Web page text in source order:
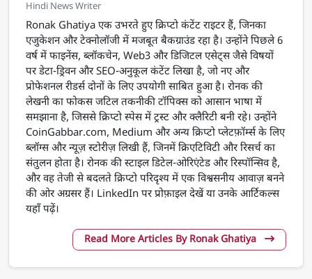
Hindi News Writer
Ronak Ghatiya एक उभरते हुए क्रिप्टो कंटेंट राइटर हैं, जिनका
एजुकेशन और टेक्नोलॉजी में मजबूत बैकग्राउंड रहा है। उन्होंने पिछले 6
वर्ष में फाइनेंस, ब्लॉकचेन, Web3 और डिजिटल एसेट्स जैसे विषयों
पर डेटा-ड्रिवन और SEO-अनुकूल कंटेंट लिखा है, जो नए और
प्रोफेशनल रीडर्स दोनों के लिए उपयोगी साबित हुआ है। रोनक की
लेखनी का फोकस जटिल तकनीकी टॉपिक्स को आसान भाषा में
समझाना है, जिससे क्रिप्टो स्पेस में ट्रस्ट और क्लैरिटी बनी रहे। उन्होंने
CoinGabbar.com, Medium और अन्य क्रिप्टो प्लेटफ़ॉर्म्स के लिए
ब्लॉग्स और न्यूज़ स्टोरीज़ लिखी हैं, जिनमें क्रिएटिविटी और रिसर्च का
संतुलन होता है। रोनक की स्टाइल डिटेल-ओरिएंटेड और रिस्पॉन्सिव है,
और वह तेजी से बदलते क्रिप्टो परिदृश्य में एक विश्वसनीय आवाज़ बनने
की ओर अग्रसर हैं। LinkedIn पर प्रोफ़ाइल देखें या उनके आर्टिकल्स
यहाँ पढ़ें।
Read More Articles By Ronak Ghatiya